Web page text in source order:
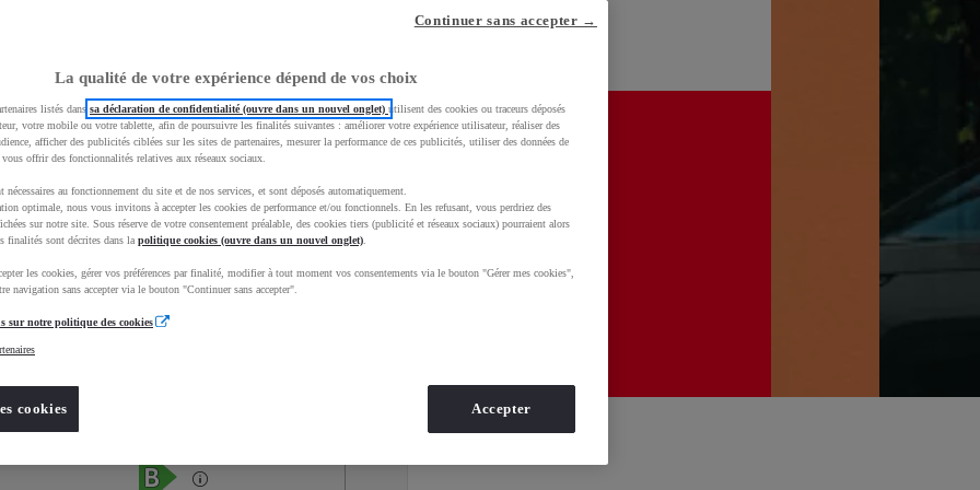
Services Concession
Occasions
La qualité de votre expérience dépend de vos choix
listés dans sa déclaration de confidentialité (ouvre dans un nouvel onglet) utilisent des cookies ou traceurs déposés
votre mobile ou votre tablette, afin de poursuivre les finalités suivantes : améliorer votre expérience utilisateur, réaliser des
afficher des publicités ciblées sur les sites de partenaires, mesurer la performance de ces publicités, utiliser des données de
offrir des fonctionnalités relatives aux réseaux sociaux.
nécessaires au fonctionnement du site et de nos services, et sont déposés automatiquement.
optimale, nous vous invitons à accepter les cookies de performance et/ou fonctionnels. En les refusant, vous perdriez des
sur notre site. Sous réserve de votre consentement préalable, des cookies tiers (publicité et réseaux sociaux) pourraient alors
finalités sont décrites dans la politique cookies (ouvre dans un nouvel onglet)
les cookies, gérer vos préférences par finalité, modifier à tout moment vos consentements via le bouton "Gérer mes cookies",
navigation sans accepter via le bouton "Continuer sans accepter".
sur notre politique des cookies
cookies
Continuer sans accepter →
Accepter